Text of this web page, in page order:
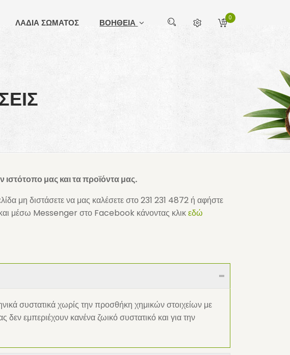
ΛΑΔΙΑ ΣΩΜΑΤΟΣ ΒΟΗΘΕΙΑ
0
ιστότοπο μας και τα προϊόντα μας.
μη διστάσετε να μας καλέσετε στο 231 231 4872 ή αφήστε
μέσω Messenger στο Facebook κάνοντας κλικεδώ
συστατικά χωρίς την προσθήκη χημικών στοιχείων με
εμπεριέχουν κανένα ζωικό συστατικό και για την